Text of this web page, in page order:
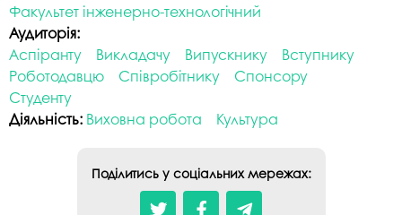
Факультет інженерно-технологічний
Аудиторія:
Аспіранту
Викладачу Випускнику
Вступнику
Роботодавцю
Співробітнику
Спонсору
Студенту
Діяльність: Виховна робота Культура
Поділитись у соціальних мережах: